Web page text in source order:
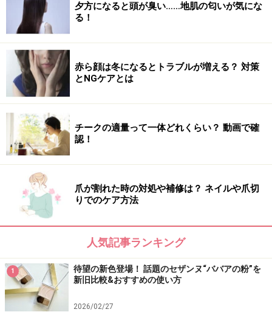
夕方になると頭が臭い……地肌の匂いが気にな
る！
赤ら顔は冬になるとトラブルが増える？ 対策
とNGケアとは
チークの適量って一体どれくらい？ 動画で確
認！
爪が割れた時の対処や補修は？ ネイルや爪切
りでのケア方法
人気記事ランキング
1
待望の新色登場！ 話題のセザンヌ“ババアの粉”を
新旧比較&おすすめの使い方
2026/02/27